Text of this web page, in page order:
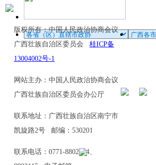
版权所有：中国人民政治协商会议
广西壮族自治区委员会 桂ICP备
13004002号-1
网站主办：中国人民政治协商会议
广西壮族自治区委员会办公厅
联系地址：广西壮族自治区南宁市
凯旋路2号 邮编：530201
联系电话：0771-8802114、